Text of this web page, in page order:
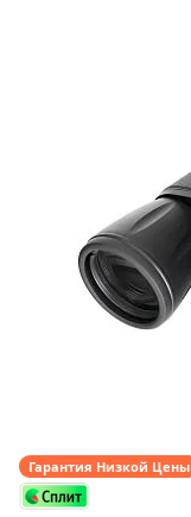
Гарантия Низкой Цены